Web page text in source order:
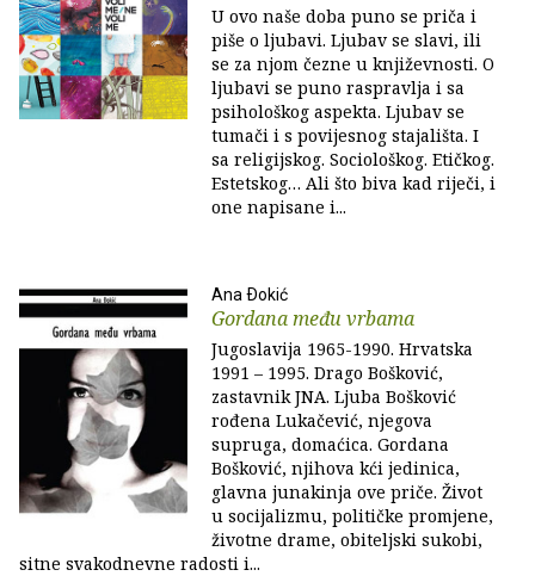
U ovo naše doba puno se priča i
piše o ljubavi. Ljubav se slavi, ili
se za njom čezne u književnosti. O
ljubavi se puno raspravlja i sa
psihološkog aspekta. Ljubav se
tumači i s povijesnog stajališta. I
sa religijskog. Sociološkog. Etičkog.
Estetskog… Ali što biva kad riječi, i
one napisane i...
Ana Ðokić
Gordana među vrbama
Jugoslavija 1965-1990. Hrvatska
1991 – 1995. Drago Bošković,
zastavnik JNA. Ljuba Bošković
rođena Lukačević, njegova
supruga, domaćica. Gordana
Bošković, njihova kći jedinica,
glavna junakinja ove priče. Život
u socijalizmu, političke promjene,
životne drame, obiteljski sukobi,
sitne svakodnevne radosti i...